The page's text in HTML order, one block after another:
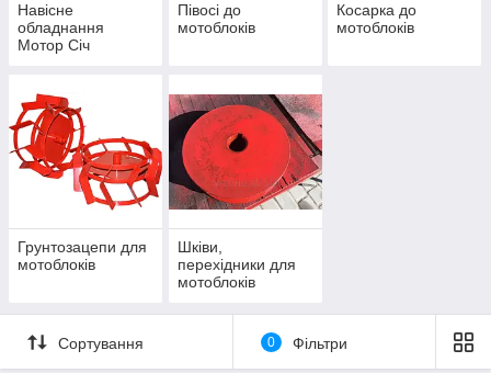
Навісне
обладнання
Мотор Січ
Півосі до
мотоблоків
Косарка до
мотоблоків
Грунтозацепи для
мотоблоків
Шківи,
перехідники для
мотоблоків
Сортування 0 Фільтри